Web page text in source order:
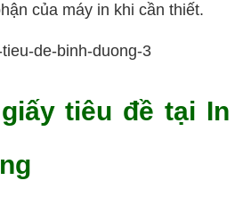
của máy in khi cần thiết.
tiêu đề tại In